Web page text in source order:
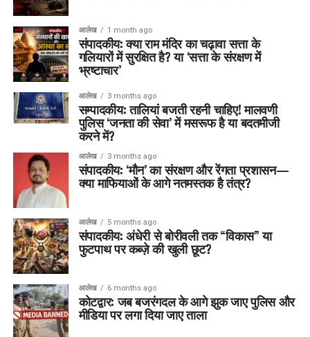
आलेख 1 month ago
संपादकीय: क्या राम मंदिर का चढ़ावा सत्ता के
गलियारों में सुरक्षित है? या ‘सत्ता के संरक्षण में
भ्रष्टाचार’
आलेख 3 months ago
सम्पादकीय: तालियां बजती रहनी चाहिए! मालवणी
पुलिस ‘जनता की सेवा’ में मसरूफ है या बदतमीजी
करने में?
आलेख 3 months ago
संपादकीय: ‘मौन’ का संरक्षण और रेंगता प्रशासन—
क्या माफियाओं के आगे नतमस्तक है तंत्र?
आलेख 5 months ago
संपादकीय: अंधेरी से बोरीवली तक “विकास” या
फुटपाथ पर कब्ज़े की खुली छूट?
आलेख 6 months ago
कोटद्वार: जब बजरंगदल के आगे झुक जाए पुलिस और
मीडिया पर लगा दिया जाए ताला